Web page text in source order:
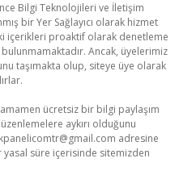
Bilgi Teknolojileri ve İletişim
bir Yer Sağlayıcı olarak hizmet
içerikleri proaktif olarak denetleme
Ancak, üyelerimiz
taşımakta olup, siteye üye olarak
ücretsiz bir bilgi paylaşım
aykırı olduğunu
adresine
süre içerisinde sitemizden